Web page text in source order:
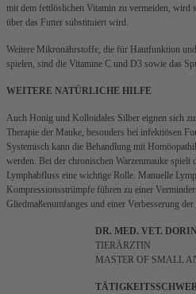
mit dem fettlöslichen Vitamin zu vermeiden, wird
über das Futter substituiert wird.
Weitere Mikronährstoffe, die für Hautfunktion
spielen, sind die Vitamine C und D3 sowie das
WEITERE NATÜRLICHE HILFE
Auch Honig und Kolloidales Silber eignen sich
Therapie der Mauke, besonders bei infektiösen
Systemisch kann die Behandlung mit
werden. Bei der chronischen Warzenmauke spielt
Lymphabfluss eine wichtige Rolle. Manuelle
Kompressionsstrümpfe führen zu einer
Gliedmaßenumfanges und einer Verbesserung
DR. MED. VET.
TIERÄRZTIN
MASTER OF SMALL